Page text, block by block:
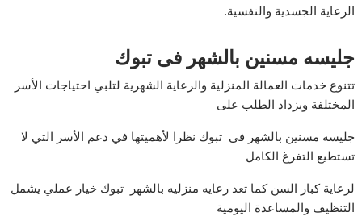
الرعاية الجسدية والنفسية.
جليسه مسنين بالشهر فى تبوك
تتنوع خدمات العمالة المنزلية والرعاية الشهرية لتلبي احتياجات الأسر
المختلفة ويزداد الطلب على
جليسه مسنين بالشهر فى تبوك نظرا لأهميتها في دعم الأسر التي لا
تستطيع التفرغ الكامل
لرعاية كبار السن كما تعد رعايه منزليه بالشهر تبوك خيار عملي يشمل
التنظيف والمساعدة اليومية